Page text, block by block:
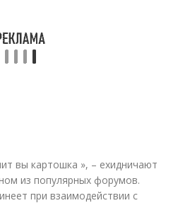
вы картошка », – ехидничают
из популярных форумов.
при взаимодействии с